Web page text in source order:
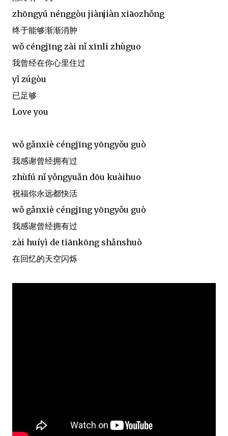
zhōngyú nénggòu jiànjiàn xiāozhǒng
终于能够渐渐消肿
wǒ céngjīng zài nǐ xīnli zhùguo
我曾经在你心里住过
yǐ zúgòu
已足够
Love you
wǒ gǎnxiè céngjīng yōngyǒu guò
我感谢曾经拥有过
zhùfú nǐ yǒngyuǎn dōu kuàihuo
祝福你永远都快活
wǒ gǎnxiè céngjīng yōngyǒu guò
我感谢曾经拥有过
zài huíyì de tiānkōng shǎnshuò
在回忆的天空闪烁